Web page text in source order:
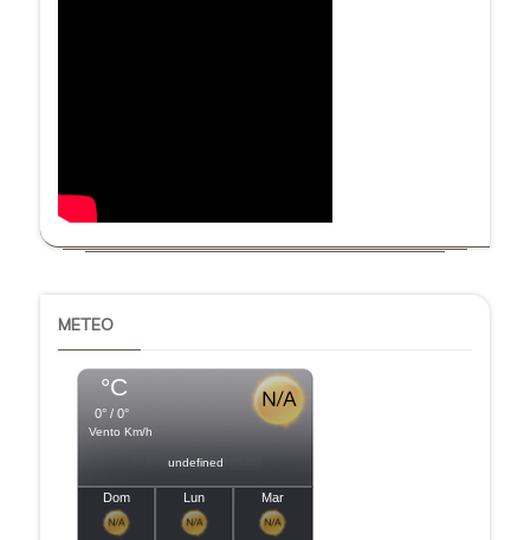
METEO
°C
Vento Km/h
0° / 0°
undefined
Dom Lun Mar